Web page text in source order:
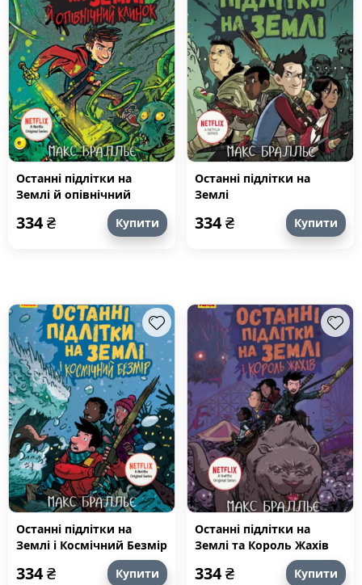
Останні підлітки на
Землі й опівнічний
334₴ Купити
Останні підлітки на
Землі
334₴ Купити
Останні підлітки на
Землі і Космічний Безмір
334₴ Купити
Останні підлітки на
Землі та Король Жахів
334₴ Купити